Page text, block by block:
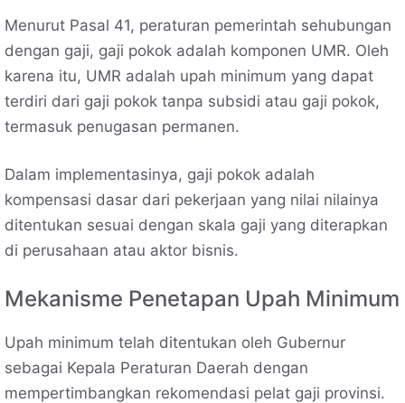
Menurut Pasal 41, peraturan pemerintah sehubungan
dengan gaji, gaji pokok adalah komponen UMR. Oleh
karena itu, UMR adalah upah minimum yang dapat
terdiri dari gaji pokok tanpa subsidi atau gaji pokok,
termasuk penugasan permanen.
Dalam implementasinya, gaji pokok adalah
kompensasi dasar dari pekerjaan yang nilai nilainya
ditentukan sesuai dengan skala gaji yang diterapkan
di perusahaan atau aktor bisnis.
Mekanisme Penetapan Upah Minimum
Upah minimum telah ditentukan oleh Gubernur
sebagai Kepala Peraturan Daerah dengan
mempertimbangkan rekomendasi pelat gaji provinsi.